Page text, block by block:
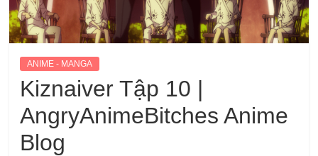
ANIME - MANGA
Kiznaiver Tập 10 |
AngryAnimeBitches Anime
Blog